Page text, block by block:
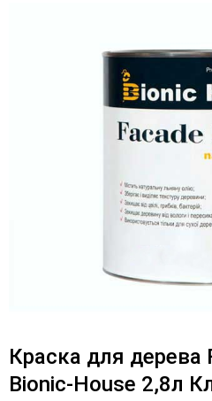
Краска для дерева
Bionic-House 2,8л